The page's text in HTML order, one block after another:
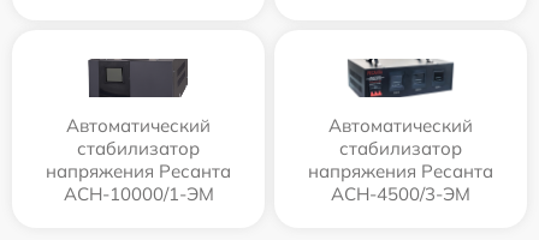
Автоматический
стабилизатор
напряжения Ресанта
АСН-10000/1-ЭМ
Автоматический
стабилизатор
напряжения Ресанта
АСН-4500/3-ЭМ